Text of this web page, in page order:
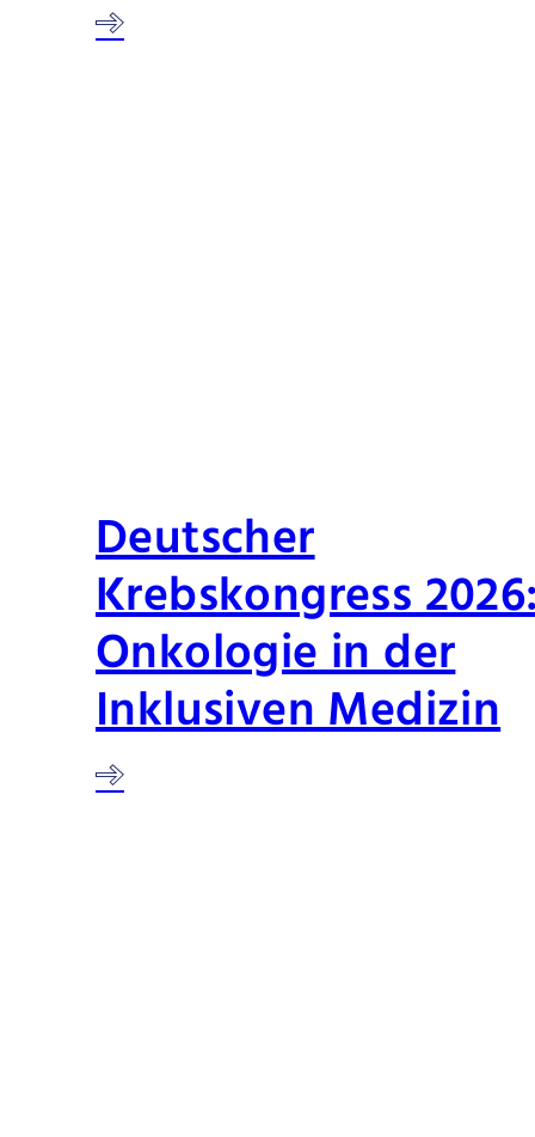
Deutscher
Krebskongress
Onkologie in der
Inklusiven Medizin